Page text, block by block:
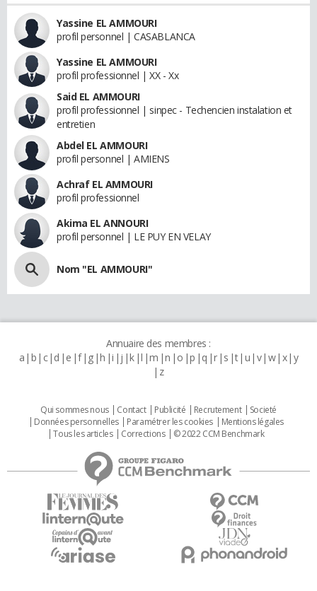
Yassine EL AMMOURI
profil personnel | CASABLANCA
Yassine EL AMMOURI
profil professionnel | XX - Xx
Said EL AMMOURI
profil professionnel | sinpec - Techencien instalation et
entretien
Abdel EL AMMOURI
profil personnel | AMIENS
Achraf EL AMMOURI
profil professionnel
Akima EL ANNOURI
profil personnel | LE PUY EN VELAY
Nom "EL AMMOURI"
Annuaire des membres :
a b c d e f g h i j k l m n o p q r s t u v w x y
z
Qui sommes nous Contact Publicité Recrutement
Societé
Données personnelles
Paramétrer les cookies
Mentions légales
Tous les articles
Corrections © 2022 CCM Benchmark